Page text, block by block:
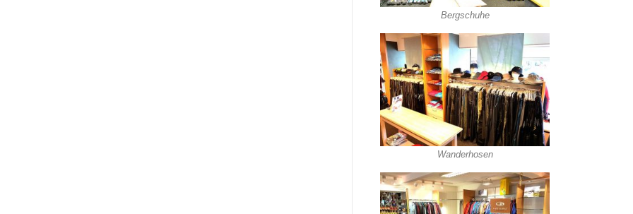
Bergschuhe
Wanderhosen